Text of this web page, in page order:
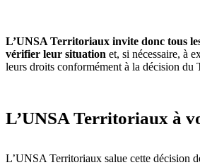
L’UNSA Territoriaux invite donc tous
vérifier leur situation et, si nécessaire, à
leurs droits conformément à la décision du
L’UNSA Territoriaux à
L’UNSA Territoriaux salue cette décision